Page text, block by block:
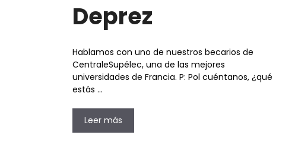
Deprez
Hablamos con uno de nuestros becarios de
CentraleSupélec, una de las mejores
universidades de Francia. P: Pol cuéntanos, ¿qué
estás …
Leer más